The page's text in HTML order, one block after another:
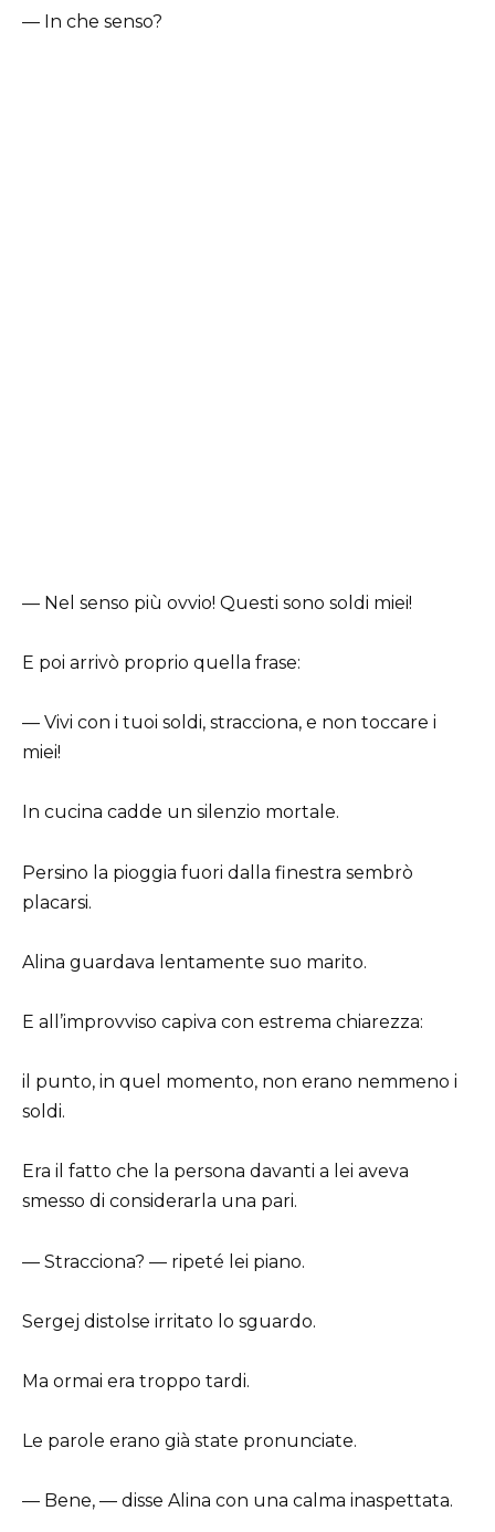
— In che senso?
— Nel senso più ovvio! Questi sono soldi miei!
E poi arrivò proprio quella frase:
— Vivi con i tuoi soldi, stracciona, e non toccare i
miei!
In cucina cadde un silenzio mortale.
Persino la pioggia fuori dalla finestra sembrò
placarsi.
Alina guardava lentamente suo marito.
E all’improvviso capiva con estrema chiarezza:
il punto, in quel momento, non erano nemmeno i
soldi.
Era il fatto che la persona davanti a lei aveva
smesso di considerarla una pari.
— Stracciona? — ripeté lei piano.
Sergej distolse irritato lo sguardo.
Ma ormai era troppo tardi.
Le parole erano già state pronunciate.
— Bene, — disse Alina con una calma inaspettata.